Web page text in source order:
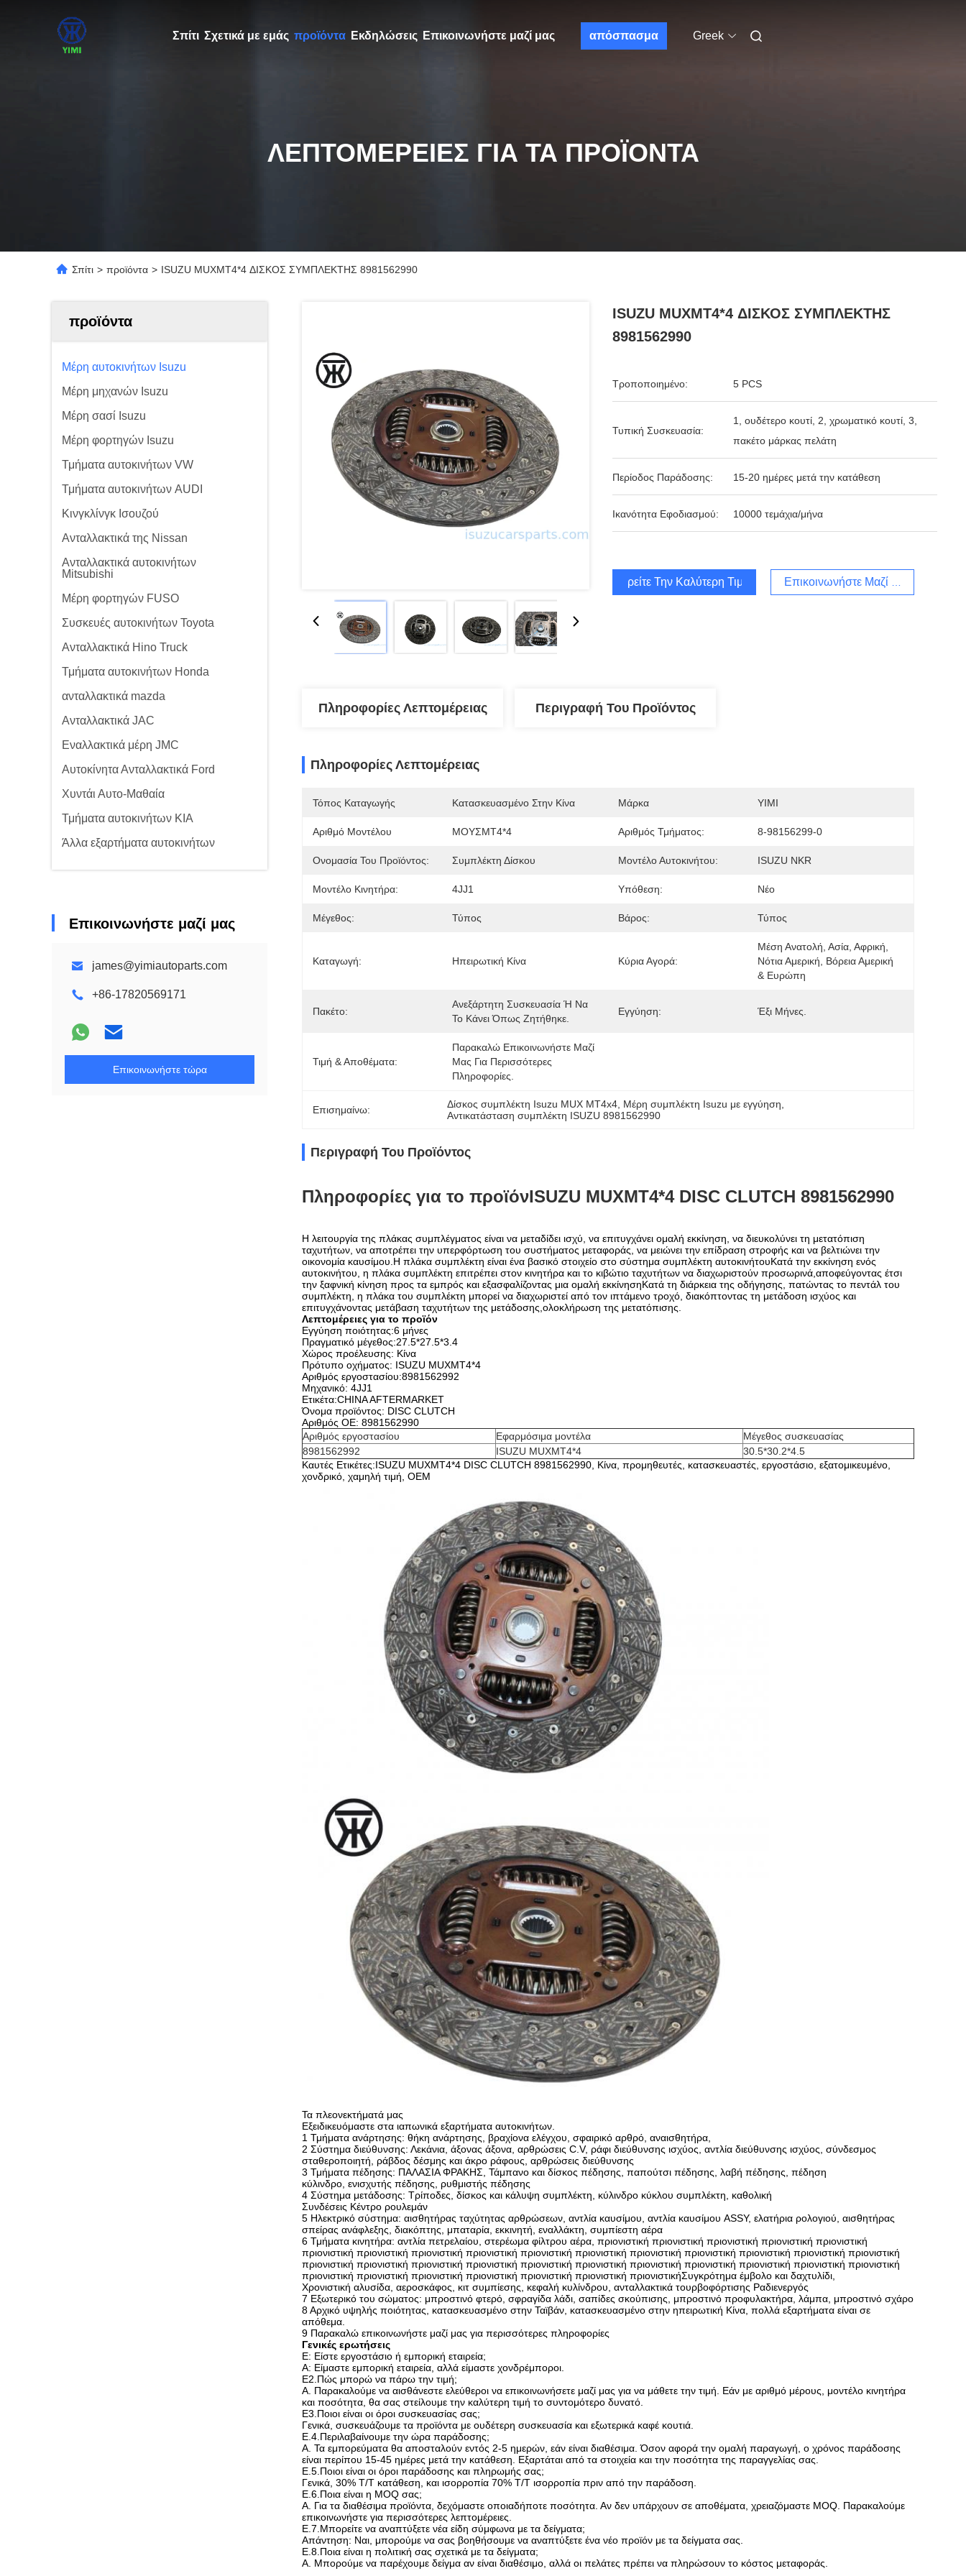
Σπίτι Σχετικά με εμάς προϊόντα Εκδηλώσεις Επικοινωνήστε μαζί μας απόσπασμα Greek
ΛΕΠΤΟΜΈΡΕΙΕΣ ΓΙΑ ΤΑ ΠΡΟΪΌΝΤΑ
Σπίτι > προϊόντα > ISUZU MUXMT4*4 ΔΙΣΚΟΣ ΣΥΜΠΛΕΚΤΗΣ 8981562990
προϊόντα
Μέρη αυτοκινήτων Isuzu
Μέρη μηχανών Isuzu
Μέρη σασί Isuzu
Μέρη φορτηγών Isuzu
Τμήματα αυτοκινήτων VW
Τμήματα αυτοκινήτων AUDI
Κινγκλίνγκ Ισουζού
Ανταλλακτικά της Nissan
Ανταλλακτικά αυτοκινήτων
Mitsubishi
Μέρη φορτηγών FUSO
Συσκευές αυτοκινήτων Toyota
Ανταλλακτικά Hino Truck
Τμήματα αυτοκινήτων Honda
ανταλλακτικά mazda
Ανταλλακτικά JAC
Εναλλακτικά μέρη JMC
Αυτοκίνητα Ανταλλακτικά Ford
Χυντάι Αυτο-Μαθαία
Τμήματα αυτοκινήτων KIA
Άλλα εξαρτήματα αυτοκινήτων
Επικοινωνήστε μαζί μας
james@yimiautoparts.com
+86-17820569171
Επικοινωνήστε τώρα
ISUZU MUXMT4*4 ΔΙΣΚΟΣ ΣΥΜΠΛΕΚΤΗΣ
8981562990
Τροποποιημένο: 5 PCS
Τυπική Συσκευασία:
1, ουδέτερο κουτί, 2, χρωματικό κουτί, 3,
πακέτο μάρκας πελάτη
Περίοδος Παράδοσης: 15-20 ημέρες μετά την κατάθεση
Ικανότητα Εφοδιασμού: 10000 τεμάχια/μήνα
Βρείτε Την Καλύτερη Τιμή Επικοινωνήστε Μαζί Μας
Πληροφορίες Λεπτομέρειας Περιγραφή Του Προϊόντος
Πληροφορίες Λεπτομέρειας
Τόπος Καταγωγής Κατασκευασμένο Στην Κίνα Μάρκα YIMI
Αριθμό Μοντέλου ΜΟΥΣΜΤ4*4 Αριθμός Τμήματος: 8-98156299-0
Ονομασία Του Προϊόντος: Συμπλέκτη Δίσκου Μοντέλο Αυτοκινήτου: ISUZU NKR
Μοντέλο Κινητήρα: 4JJ1 Υπόθεση: Νέο
Μέγεθος: Τύπος Βάρος: Τύπος
Καταγωγή: Ηπειρωτική Κίνα Κύρια Αγορά:
Μέση Ανατολή, Ασία, Αφρική,
Νότια Αμερική, Βόρεια Αμερική
& Ευρώπη
Πακέτο:
Ανεξάρτητη Συσκευασία Ή Να
Το Κάνει Όπως Ζητήθηκε.
Εγγύηση: Έξι Μήνες.
Τιμή & Αποθέματα:
Παρακαλώ Επικοινωνήστε Μαζί
Μας Για Περισσότερες
Πληροφορίες.
Επισημαίνω: Δίσκος συμπλέκτη Isuzu MUX MT4x4 Μέρη συμπλέκτη Isuzu με εγγύηση
Αντικατάσταση συμπλέκτη ISUZU 8981562990
Περιγραφή Του Προϊόντος
Πληροφορίες για το προϊόνISUZU MUXMT4*4 DISC CLUTCH 8981562990
Η λειτουργία της πλάκας συμπλέγματος είναι να μεταδίδει ισχύ, να επιτυγχάνει ομαλή εκκίνηση, να διευκολύνει τη μετατόπιση
ταχυτήτων, να αποτρέπει την υπερφόρτωση του συστήματος μεταφοράς, να μειώνει την επίδραση στροφής και να βελτιώνει την
οικονομία καυσίμου.Η πλάκα συμπλέκτη είναι ένα βασικό στοιχείο στο σύστημα συμπλέκτη αυτοκινήτουΚατά την εκκίνηση ενός
αυτοκινήτου, η πλάκα συμπλέκτη επιτρέπει στον κινητήρα και το κιβώτιο ταχυτήτων να διαχωριστούν προσωρινά,αποφεύγοντας έτσι
την ξαφνική κίνηση προς τα εμπρός και εξασφαλίζοντας μια ομαλή εκκίνησηΚατά τη διάρκεια της οδήγησης, πατώντας το πεντάλ του
συμπλέκτη, η πλάκα του συμπλέκτη μπορεί να διαχωριστεί από τον ιπτάμενο τροχό, διακόπτοντας τη μετάδοση ισχύος και
επιτυγχάνοντας μετάβαση ταχυτήτων της μετάδοσης,ολοκλήρωση της μετατόπισης.
Λεπτομέρειες για το προϊόν
Εγγύηση ποιότητας:6 μήνες
Πραγματικό μέγεθος:27.5*27.5*3.4
Χώρος προέλευσης: Κίνα
Πρότυπο οχήματος: ISUZU MUXMT4*4
Αριθμός εργοστασίου:8981562992
Μηχανικό: 4JJ1
Ετικέτα:CHINA AFTERMARKET
Όνομα προϊόντος: DISC CLUTCH
Αριθμός ΟΕ: 8981562990
Αριθμός εργοστασίου
Εφαρμόσιμα μοντέλα
Μέγεθος συσκευασίας
8981562992
ISUZU MUXMT4*4
30.5*30.2*4.5
Καυτές Ετικέτες:ISUZU MUXMT4*4 DISC CLUTCH 8981562990, Κίνα, προμηθευτές, κατασκευαστές, εργοστάσιο, εξατομικευμένο,
χονδρικό, χαμηλή τιμή, OEM
Τα πλεονεκτήματά μας
Εξειδικευόμαστε στα ιαπωνικά εξαρτήματα αυτοκινήτων.
1 Τμήματα ανάρτησης: θήκη ανάρτησης, βραχίονα ελέγχου, σφαιρικό αρθρό, αναισθητήρα,
2 Σύστημα διεύθυνσης: Λεκάνια, άξονας άξονα, αρθρώσεις C.V, ράφι διεύθυνσης ισχύος, αντλία διεύθυνσης ισχύος, σύνδεσμος
σταθεροποιητή, ράβδος δέσμης και άκρο ράφους, αρθρώσεις διεύθυνσης
3 Τμήματα πέδησης: ΠΑΛΑΣΙΑ ΦΡΑΚΗΣ, Τάμπανο και δίσκος πέδησης, παπούτσι πέδησης, λαβή πέδησης, πέδηση
κύλινδρο, ενισχυτής πέδησης, ρυθμιστής πέδησης
4 Σύστημα μετάδοσης: Τρίποδες, δίσκος και κάλυψη συμπλέκτη, κύλινδρο κύκλου συμπλέκτη, καθολική
Συνδέσεις Κέντρο ρουλεμάν
5 Ηλεκτρικό σύστημα: αισθητήρας ταχύτητας αρθρώσεων, αντλία καυσίμου, αντλία καυσίμου ASSY, ελατήρια ρολογιού, αισθητήρας
σπείρας ανάφλεξης, διακόπτης, μπαταρία, εκκινητή, εναλλάκτη, συμπίεστη αέρα
6 Τμήματα κινητήρα: αντλία πετρελαίου, στερέωμα φίλτρου αέρα, πριονιστική πριονιστική πριονιστική πριονιστική πριονιστική
πριονιστική πριονιστική πριονιστική πριονιστική πριονιστική πριονιστική πριονιστική πριονιστική πριονιστική πριονιστική πριονιστική
πριονιστική πριονιστική πριονιστική πριονιστική πριονιστική πριονιστική πριονιστική πριονιστική πριονιστική πριονιστική πριονιστική
πριονιστική πριονιστική πριονιστική πριονιστική πριονιστική πριονιστική πριονιστικήΣυγκρότημα έμβολο και δαχτυλίδι,
Χρονιστική αλυσίδα, αεροσκάφος, κιτ συμπίεσης, κεφαλή κυλίνδρου, ανταλλακτικά τουρβοφόρτισης Ραδιενεργός
7 Εξωτερικό του σώματος: μπροστινό φτερό, σφραγίδα λάδι, σαπίδες σκούπισης, μπροστινό προφυλακτήρα, λάμπα, μπροστινό σχάρο
8 Αρχικό υψηλής ποιότητας, κατασκευασμένο στην Ταϊβάν, κατασκευασμένο στην ηπειρωτική Κίνα, πολλά εξαρτήματα είναι σε
απόθεμα.
9 Παρακαλώ επικοινωνήστε μαζί μας για περισσότερες πληροφορίες
Γενικές ερωτήσεις
Ε: Είστε εργοστάσιο ή εμπορική εταιρεία;
Α: Είμαστε εμπορική εταιρεία, αλλά είμαστε χονδρέμποροι.
Ε2.Πώς μπορώ να πάρω την τιμή;
Α. Παρακαλούμε να αισθάνεστε ελεύθεροι να επικοινωνήσετε μαζί μας για να μάθετε την τιμή. Εάν με αριθμό μέρους, μοντέλο κινητήρα
και ποσότητα, θα σας στείλουμε την καλύτερη τιμή το συντομότερο δυνατό.
Ε3.Ποιοι είναι οι όροι συσκευασίας σας;
Γενικά, συσκευάζουμε τα προϊόντα με ουδέτερη συσκευασία και εξωτερικά καφέ κουτιά.
Ε.4.Περιλαβαίνουμε την ώρα παράδοσης;
Α. Τα εμπορεύματα θα αποσταλούν εντός 2-5 ημερών, εάν είναι διαθέσιμα. Όσον αφορά την ομαλή παραγωγή, ο χρόνος παράδοσης
είναι περίπου 15-45 ημέρες μετά την κατάθεση. Εξαρτάται από τα στοιχεία και την ποσότητα της παραγγελίας σας.
Ε.5.Ποιοι είναι οι όροι παράδοσης και πληρωμής σας;
Γενικά, 30% T/T κατάθεση, και ισορροπία 70% T/T ισορροπία πριν από την παράδοση.
Ε.6.Ποια είναι η MOQ σας;
Α. Για τα διαθέσιμα προϊόντα, δεχόμαστε οποιαδήποτε ποσότητα. Αν δεν υπάρχουν σε αποθέματα, χρειαζόμαστε MOQ. Παρακαλούμε
επικοινωνήστε για περισσότερες λεπτομέρειες.
Ε.7.Μπορείτε να αναπτύξετε νέα είδη σύμφωνα με τα δείγματα;
Απάντηση: Ναι, μπορούμε να σας βοηθήσουμε να αναπτύξετε ένα νέο προϊόν με τα δείγματα σας.
Ε.8.Ποια είναι η πολιτική σας σχετικά με τα δείγματα;
Α. Μπορούμε να παρέχουμε δείγμα αν είναι διαθέσιμο, αλλά οι πελάτες πρέπει να πληρώσουν το κόστος μεταφοράς.